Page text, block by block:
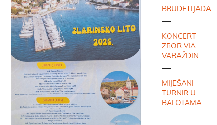
BRUDETIJADA
KONCERT
ZBOR VIA
VARAŽDIN
MIJEŠANI
TURNIR U
BALOTAMA